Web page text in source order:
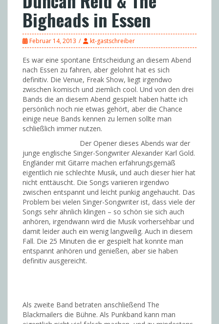
Bigheads in Essen
Februar 14, 2013 kt-gastschreiber
Es war eine spontane Entscheidung an diesem Abend
nach Essen zu fahren, aber gelohnt hat es sich
definitiv. Die Venue, Freak Show, liegt irgendwo
zwischen komisch und ziemlich cool. Und von den drei
Bands die an diesem Abend gespielt haben hatte ich
persönlich noch nie etwas gehört, aber die Chance
einige neue Bands kennen zu lernen sollte man
schließlich immer nutzen.
Der Opener dieses Abends war der
junge englische Singer-Songwriter Alexander Karl Gold.
Engländer mit Gitarre machen erfahrungsgemäß
eigentlich nie schlechte Musik, und auch dieser hier hat
nicht enttäuscht. Die Songs variieren irgendwo
zwischen entspannt und leicht punkig angehaucht. Das
Problem bei vielen Singer-Songwriter ist, dass viele der
Songs sehr ähnlich klingen – so schön sie sich auch
anhören, irgendwann wird die Musik vorhersehbar und
damit leider auch ein wenig langweilig. Auch in diesem
Fall. Die 25 Minuten die er gespielt hat konnte man
entspannt anhören und genießen, aber sie haben
definitiv ausgereicht.
Als zweite Band betraten anschließend The
Blackmailers die Bühne. Als Punkband kann man